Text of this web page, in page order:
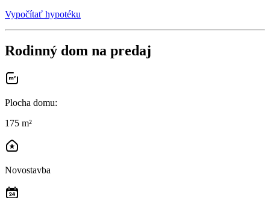
Vypočítať hypotéku
Rodinný dom na predaj
Plocha domu:
175 m²
Novostavba